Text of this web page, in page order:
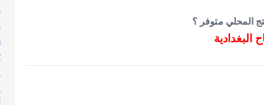
المحلي متوفر ؟